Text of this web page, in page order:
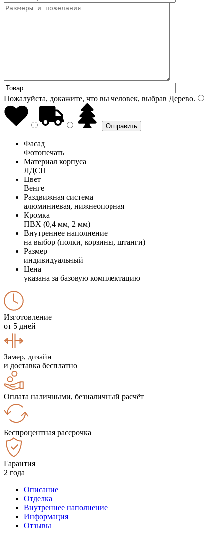
Пожалуйста, докажите, что вы человек, выбрав Дерево.
Фасад
Фотопечать
Материал корпуса
ЛДСП
Цвет
Венге
Раздвижная система
алюминиевая, нижнеопорная
Кромка
ПВХ (0,4 мм, 2 мм)
Внутреннее наполнение
на выбор (полки, корзины, штанги)
Размер
индивидуальный
Цена
указана за базовую комплектацию
Изготовление
от 5 дней
Замер, дизайн
и доставка бесплатно
Оплата наличными, безналичный расчёт
Беспроцентная рассрочка
Гарантия
2 года
Описание
Отделка
Внутреннее наполнение
Информация
Отзывы